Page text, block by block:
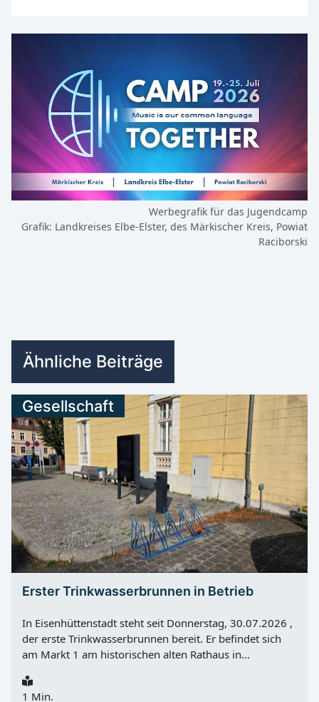
Werbegrafik für das Jugendcamp
Grafik: Landkreises Elbe‑Elster, des Märkischer Kreis, Powiat
Raciborski
Ähnliche Beiträge
Gesellschaft
Erster Trinkwasserbrunnen in Betrieb
In Eisenhüttenstadt steht seit Donnerstag, 30.07.2026 ,
der erste Trinkwasserbrunnen bereit. Er befindet sich
am Markt 1 am historischen alten Rathaus in
kostenlose Möglichkeit, frisches Trinkwasser zu trinken
1 Min.